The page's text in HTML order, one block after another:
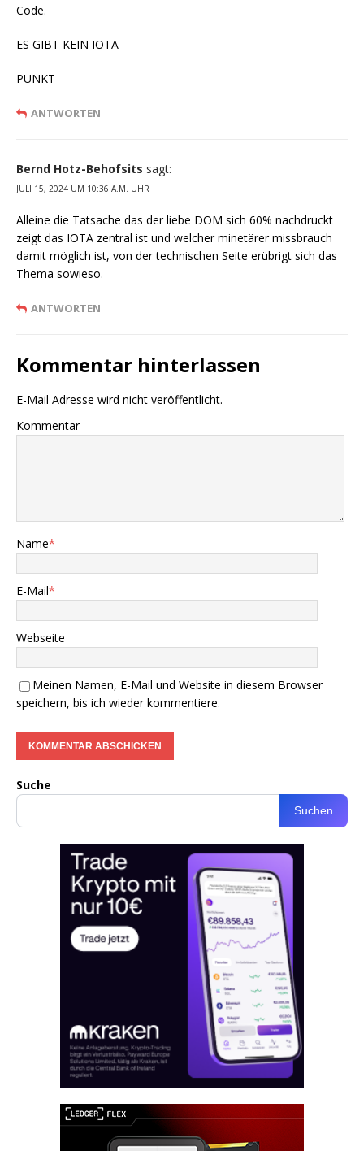
Code.
ES GIBT KEIN IOTA
PUNKT
ANTWORTEN
Bernd Hotz-Behofsits sagt:
JULI 15, 2024 UM 10:36 A.M. UHR
Alleine die Tatsache das der liebe DOM sich 60% nachdruckt
zeigt das IOTA zentral ist und welcher minetärer missbrauch
damit möglich ist, von der technischen Seite erübrigt sich das
Thema sowieso.
ANTWORTEN
Kommentar hinterlassen
E-Mail Adresse wird nicht veröffentlicht.
Kommentar
Name*
E-Mail*
Webseite
Meinen Namen, E-Mail und Website in diesem Browser
speichern, bis ich wieder kommentiere.
Suche
Suchen